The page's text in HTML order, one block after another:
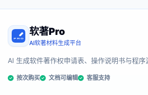
软著Pro
AI软著材料生成平台
AI 生成软件著作权申请表、操作说明书与程序
按次购买 文档可编辑 客服支持